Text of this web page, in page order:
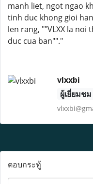
manh liet, ngot ngao
tinh duc khong gioi
len rang, ""VLXX la
duc cua ban""."
vlxxbi
ผู้เยี่ยมชม
ตอบกระทู้